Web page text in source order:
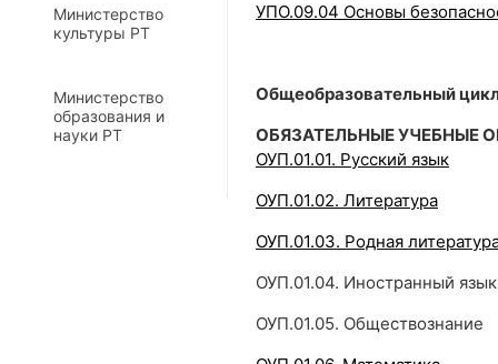
УПО.09.04 Основы
Общеобразовательный
ОБЯЗАТЕЛЬНЫЕ УЧЕБНЫЕ
ОУП.01.01. Русский язык
ОУП.01.02. Литература
ОУП.01.03. Родная
ОУП.01.04. Иностранный
ОУП.01.05. Обществознание
Министерство
культуры РТ
Министерство
образования и
науки РТ